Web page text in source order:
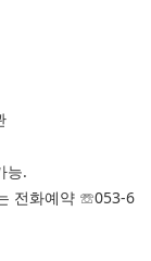
능.
전화예약 ☏053-6